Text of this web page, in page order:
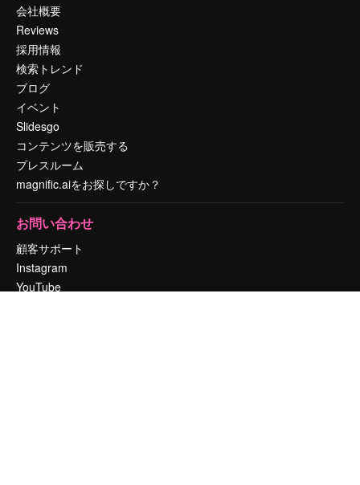
会社概要
Reviews
採用情報
検索トレンド
ブログ
イベント
Slidesgo
コンテンツを販売する
プレスルーム
magnific.aiをお探しですか？
お問い合わせ
顧客サポート
Instagram
YouTube